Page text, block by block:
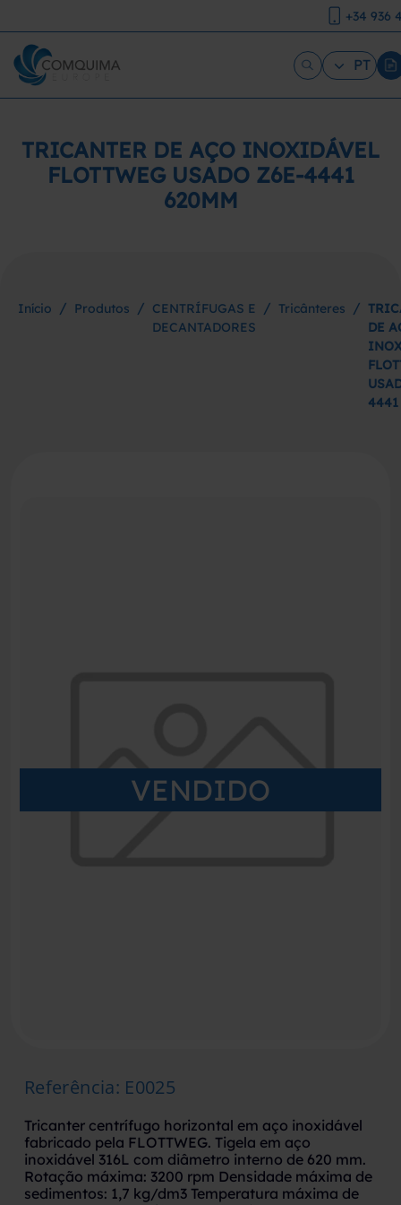
+34 936
PT
TRICANTER DE AÇO INOXIDÁVEL
FLOTTWEG USADO Z6E-4441
620MM
Início / Produtos / CENTRÍFUGAS E
DECANTADORES
/ Tricânteres /
DE
VENDIDO
Referência: E0025
Tricanter centrífugo horizontal em aço inoxidável
fabricado pela FLOTTWEG. Tigela em aço
inoxidável 316L com diâmetro interno de 620 mm.
Rotação máxima: 3200 rpm Densidade máxima de
sedimentos: 1,7 kg/dm3 Temperatura máxima de